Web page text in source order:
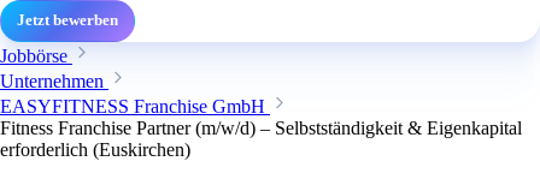
Jetzt bewerben
Jobbörse
Unternehmen
EASYFITNESS Franchise GmbH
Fitness Franchise Partner (m/w/d) – Selbstständigkeit & Eigenkapital
erforderlich (Euskirchen)